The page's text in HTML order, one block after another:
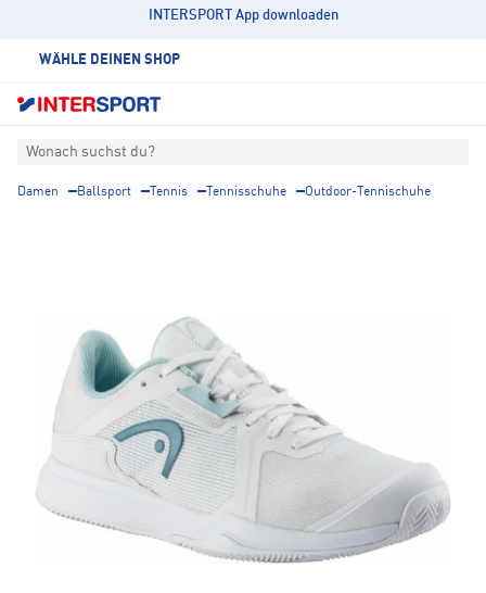
INTERSPORT App downloaden
WÄHLE DEINEN SHOP
Wonach suchst du?
Damen Ballsport Tennis Tennisschuhe Outdoor-Tennischuhe